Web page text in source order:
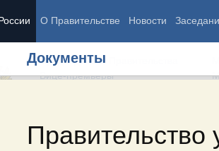
О Правительстве Новости
Документы
Правительство
Председатель Правительства
Вице-премьеры